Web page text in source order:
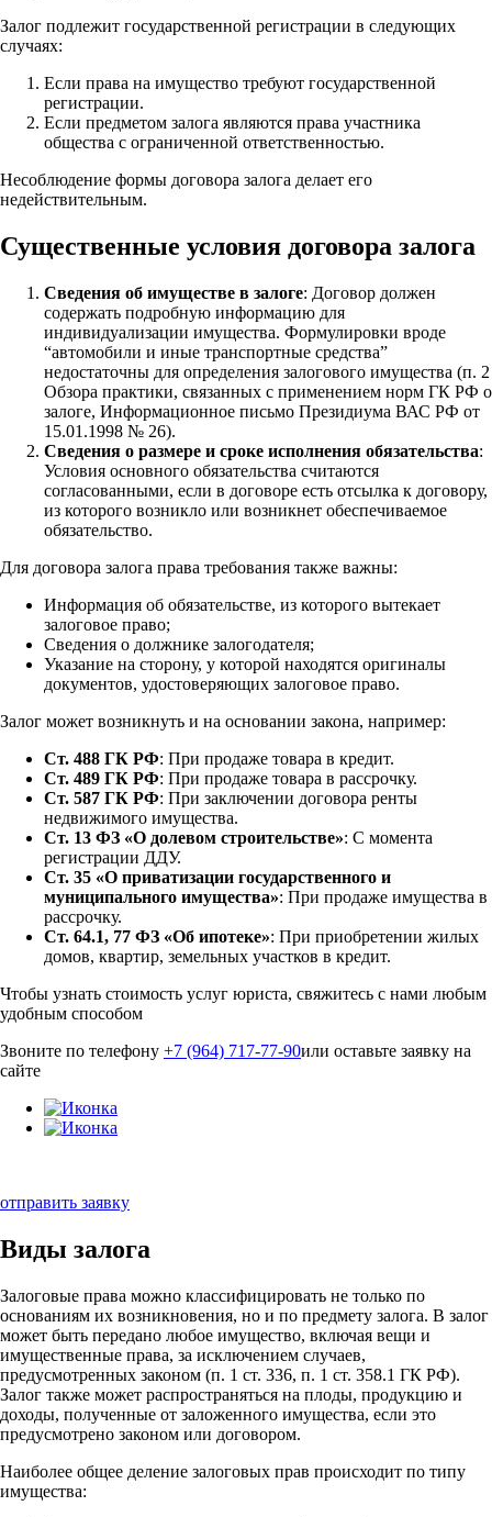
Залог подлежит государственной регистрации в следующих
случаях:
Если права на имущество требуют государственной
регистрации.
Если предметом залога являются права участника
общества с ограниченной ответственностью.
Несоблюдение формы договора залога делает его
недействительным.
Существенные условия договора залога
Сведения об имуществе в залоге: Договор должен
содержать подробную информацию для
индивидуализации имущества. Формулировки вроде
“автомобили и иные транспортные средства”
недостаточны для определения залогового имущества (п. 2
Обзора практики, связанных с применением норм ГК РФ о
залоге, Информационное письмо Президиума ВАС РФ от
15.01.1998 № 26).
Сведения о размере и сроке исполнения обязательства:
Условия основного обязательства считаются
согласованными, если в договоре есть отсылка к договору,
из которого возникло или возникнет обеспечиваемое
обязательство.
Для договора залога права требования также важны:
Информация об обязательстве, из которого вытекает
залоговое право;
Сведения о должнике залогодателя;
Указание на сторону, у которой находятся оригиналы
документов, удостоверяющих залоговое право.
Залог может возникнуть и на основании закона, например:
Ст. 488 ГК РФ: При продаже товара в кредит.
Ст. 489 ГК РФ: При продаже товара в рассрочку.
Ст. 587 ГК РФ: При заключении договора ренты
недвижимого имущества.
Ст. 13 ФЗ «О долевом строительстве»: С момента
регистрации ДДУ.
Ст. 35 «О приватизации государственного и
муниципального имущества»: При продаже имущества в
рассрочку.
Ст. 64.1, 77 ФЗ «Об ипотеке»: При приобретении жилых
домов, квартир, земельных участков в кредит.
Чтобы узнать стоимость услуг юриста, свяжитесь с нами любым
удобным способом
Звоните по телефону +7 (964) 717-77-90или оставьте заявку на
сайте
отправить заявку
Виды залога
Залоговые права можно классифицировать не только по
основаниям их возникновения, но и по предмету залога. В залог
может быть передано любое имущество, включая вещи и
имущественные права, за исключением случаев,
предусмотренных законом (п. 1 ст. 336, п. 1 ст. 358.1 ГК РФ).
Залог также может распространяться на плоды, продукцию и
доходы, полученные от заложенного имущества, если это
предусмотрено законом или договором.
Наиболее общее деление залоговых прав происходит по типу
имущества: